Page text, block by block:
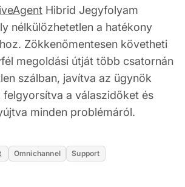
Hibrid Jegyfolyam
nélkülözhetetlen a hatékony
Zökkenőmentesen követheti
megoldási útját több csatornán
szálban, javítva az ügynök
felgyorsítva a válaszidőket és
minden problémáról.
Omnichannel Support